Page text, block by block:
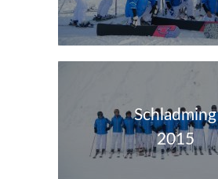
Schladming
2015